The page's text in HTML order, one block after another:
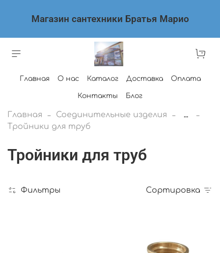
Магазин сантехники Братья Марио
Главная О нас Каталог Доставка Оплата
Контакты Блог
Главная Соединительные изделия
...
Тройники для труб
Тройники для труб
Фильтры Сортировка